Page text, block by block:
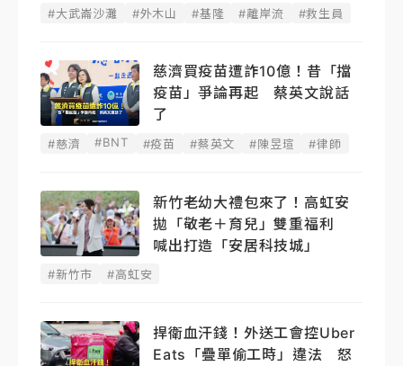
學
#大武崙沙灘 #外木山 #基隆 #離岸流 #救生員
慈濟買疫苗遭詐10億！昔「擋
疫苗」爭論再起 蔡英文說話
了
#慈濟 #BNT #疫苗 #蔡英文 #陳昱瑄 #律師
新竹老幼大禮包來了！高虹安
拋「敬老＋育兒」雙重福利
喊出打造「安居科技城」
#新竹市 #高虹安
捍衛血汗錢！外送工會控Uber
Eats「疊單偷工時」違法 怒